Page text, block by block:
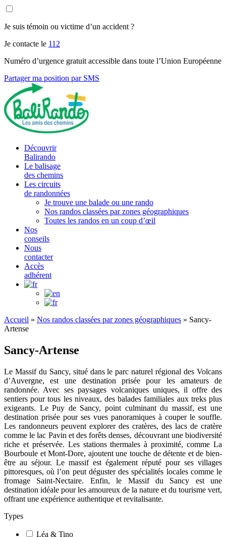
Je suis témoin ou victime d’un accident ?
Je contacte le 112
Numéro d’urgence gratuit accessible dans toute l’Union Européenne
Partager ma position par SMS
Découvrir
Balirando
Le balisage
des chemins
Les circuits
de randonnées
Je trouve une balade ou une rando
Nos randos classées par zones géographiques
Toutes les randos en un coup d’œil
Nos
conseils
Nous
contacter
Accès
adhérent
Accueil » Nos randos classées par zones géographiques » Sancy-
Artense
Sancy-Artense
Le Massif du Sancy, situé dans le parc naturel régional des Volcans
d’Auvergne, est une destination prisée pour les amateurs de
randonnée. Avec ses paysages volcaniques uniques, il offre des
sentiers pour tous les niveaux, des balades familiales aux treks plus
exigeants. Le Puy de Sancy, point culminant du massif, est une
destination prisée pour ses vues panoramiques à couper le souffle.
Les randonneurs peuvent explorer des cratères, des lacs de cratère
comme le lac Pavin et des forêts denses, découvrant une biodiversité
riche et préservée. Les stations thermales à proximité, comme La
Bourboule et Mont-Dore, ajoutent une touche de détente et de bien-
être au séjour. Le massif est également réputé pour ses villages
pittoresques, où l’on peut déguster des spécialités locales comme le
fromage Saint-Nectaire. Enfin, le Massif du Sancy est une
destination idéale pour les amoureux de la nature et du tourisme vert,
offrant une expérience authentique et revitalisante.
Types
Léa & Tino